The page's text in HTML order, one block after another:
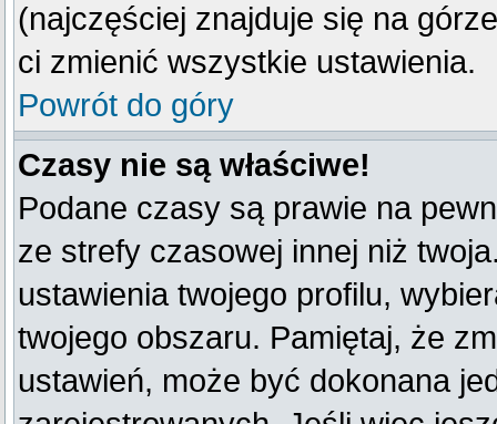
(najczęściej znajduje się na
ci zmienić wszystkie ustawienia.
Powrót do góry
Czasy nie są właściwe!
Podane czasy są prawie na
ze strefy czasowej innej niż
ustawienia twojego profilu,
twojego obszaru. Pamiętaj, że
ustawień, może być dokonana